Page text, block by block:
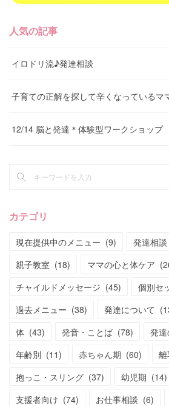
人気の記事
イロドリ流♪発達相談
子育ての正解を探して辛くなっているマ
12/14 脳と発達＊体験型ワークショップ
カテゴリ
現在提供中のメニュー (9) 発達相談
親子教室 (18) ママの心と体ケア (
チャイルドメッセージ (45) 個別セ
過去メニュー (38) 発達について (
体 (43) 発音・ことば (78) 発
年齢別 (11) 赤ちゃん期 (60)
抱っこ・スリング (37) 幼児期 (14)
支援者向け (74) お仕事相談 (6)